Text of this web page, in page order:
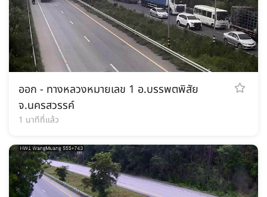
ออก - ทางหลวงหมายเลข 1 อ.บรรพตพิสัย
จ.นครสวรรค์
1 นาทีที่แล้ว